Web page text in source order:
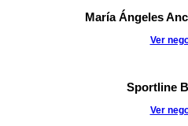
María Ángeles
Ver
Sportline
Ver